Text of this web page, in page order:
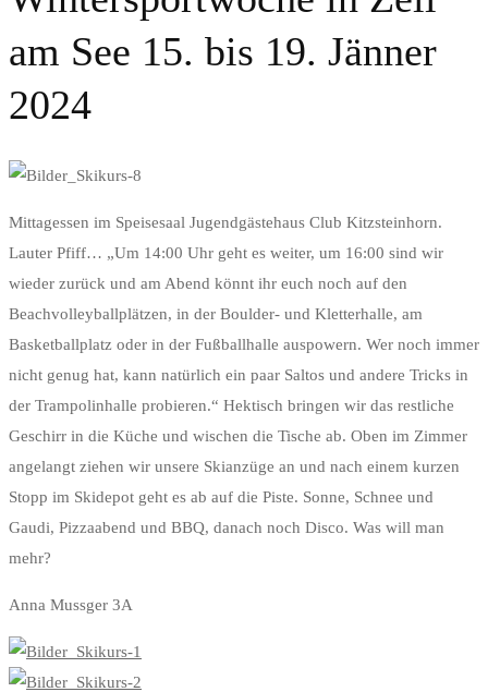
am See 15. bis 19. Jänner
2024
Wintersportwoche
in
Zell
am
See
15.
bis
19.
Jänner
2024
Mittagessen im Speisesaal Jugendgästehaus Club Kitzsteinhorn.
Lauter Pfiff… „Um 14:00 Uhr geht es weiter, um 16:00 sind wir
wieder zurück und am Abend könnt ihr euch noch auf den
Beachvolleyballplätzen, in der Boulder- und Kletterhalle, am
Basketballplatz oder in der Fußballhalle auspowern. Wer noch immer
nicht genug hat, kann natürlich ein paar Saltos und andere Tricks in
der Trampolinhalle probieren.“ Hektisch bringen wir das restliche
Geschirr in die Küche und wischen die Tische ab. Oben im Zimmer
angelangt ziehen wir unsere Skianzüge an und nach einem kurzen
Stopp im Skidepot geht es ab auf die Piste. Sonne, Schnee und
Gaudi, Pizzaabend und BBQ, danach noch Disco. Was will man
mehr?
Anna Mussger 3A